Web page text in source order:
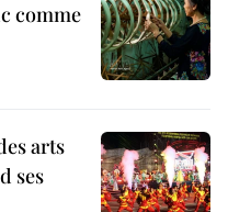
comme
arts
ses